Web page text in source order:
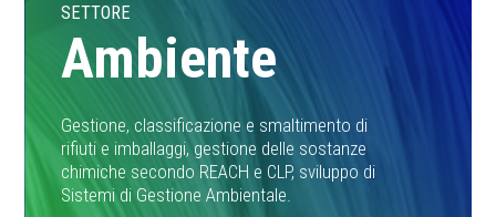
SETTORE
Ambiente
Gestione, classificazione e smaltimento di
rifiuti e imballaggi, gestione delle sostanze
chimiche secondo REACH e CLP, sviluppo di
Sistemi di Gestione Ambientale.